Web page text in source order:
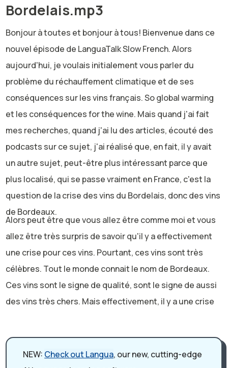
Bordelais.mp3
Bonjour à toutes et bonjour à tous! Bienvenue dans ce
nouvel épisode de LanguaTalk Slow French. Alors
aujourd'hui, je voulais initialement vous parler du
problème du réchauffement climatique et de ses
conséquences sur les vins français. So global warming
et les conséquences for the wine. Mais quand j'ai fait
mes recherches, quand j'ai lu des articles, écouté des
podcasts sur ce sujet, j'ai réalisé que, en fait, il y avait
un autre sujet, peut-être plus intéressant parce que
plus localisé, qui se passe vraiment en France, c'est la
question de la crise des vins du Bordelais, donc des vins
de Bordeaux.
Alors peut être que vous allez être comme moi et vous
allez être très surpris de savoir qu'il y a effectivement
une crise pour ces vins. Pourtant, ces vins sont très
célèbres. Tout le monde connait le nom de Bordeaux.
Ces vins sont le signe de qualité, sont le signe de aussi
des vins très chers. Mais effectivement, il y a une crise
Donc, j'ai divisé cet épisode en trois parties. La première
partie pour vous parler de: quelle est la situation
NEW: Check out Langua, our new, cutting-edge